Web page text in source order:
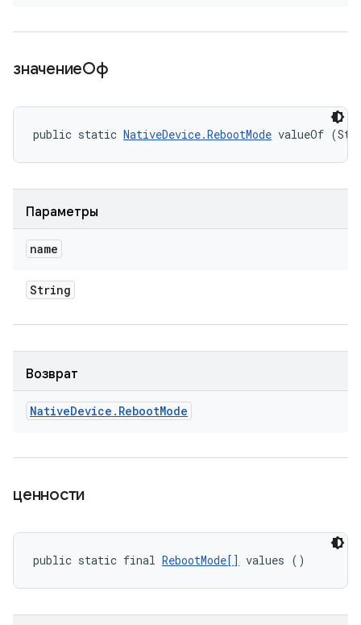
значениеОф
public static NativeDevice.RebootMode valueOf
Параметры
name
String
Возврат
NativeDevice . RebootMode
ценности
public static final RebootMode[] values ()